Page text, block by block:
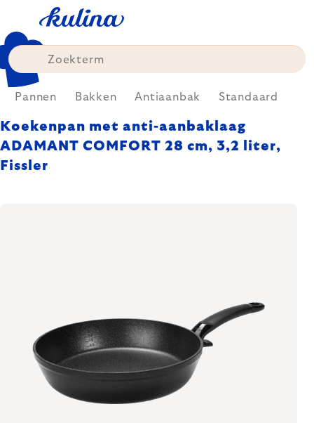
content
Pannen Bakken Antiaanbak Standaard
Koekenpan met anti-aanbaklaag
ADAMANT COMFORT 28 cm, 3,2 liter,
Fissler